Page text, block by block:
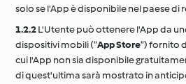
solo se l'App è disponibile nel paese di
1.2.2L'Utente può ottenere l'App da
dispositivi mobili (“App Store“) fornito
cui l'App non sia disponibile
di quest'ultima sarà mostrato in